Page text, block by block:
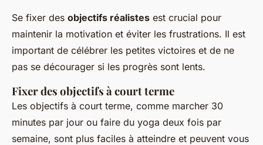
Se fixer des objectifs réalistes est crucial pour
maintenir la motivation et éviter les frustrations. Il est
important de célébrer les petites victoires et de ne
pas se décourager si les progrès sont lents.
Fixer des objectifs à court terme
Les objectifs à court terme, comme marcher 30
minutes par jour ou faire du yoga deux fois par
semaine, sont plus faciles à atteindre et peuvent vous